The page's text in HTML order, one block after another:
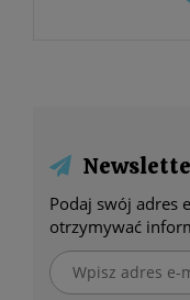
Podaj swój adres
otrzymywać